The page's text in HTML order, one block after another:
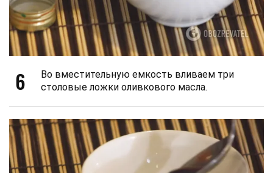
6
Во вместительную емкость вливаем три
столовые ложки оливкового масла.